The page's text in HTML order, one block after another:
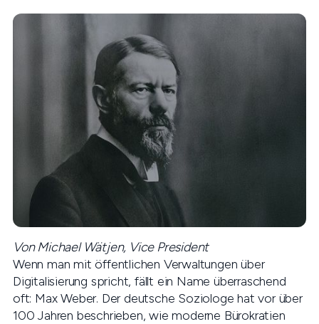
Von Michael Wätjen, Vice President
Wenn man mit öffentlichen Verwaltungen über
Digitalisierung spricht, fällt ein Name überraschend
oft: Max Weber. Der deutsche Soziologe hat vor über
100 Jahren beschrieben, wie moderne Bürokratien